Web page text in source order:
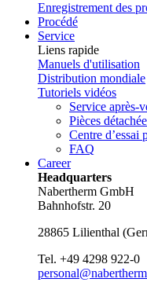
Enregistrement des
Procédé
Service
Liens rapide
Manuels d'utilisation
Distribution mondiale
Tutoriels vidéos
Service après-
Pièces
Centre d’essai
FAQ
Career
Headquarters
Nabertherm GmbH
Bahnhofstr. 20
28865 Lilienthal (
Tel. +49 4298 922-0